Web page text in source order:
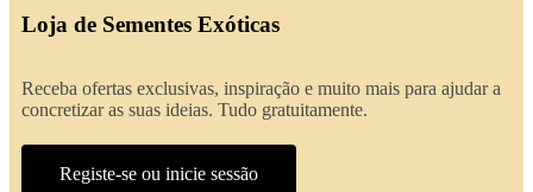
Loja de Sementes Exóticas
Receba ofertas exclusivas, inspiração e muito mais para ajudar a
concretizar as suas ideias. Tudo gratuitamente.
Registe-se ou inicie sessão